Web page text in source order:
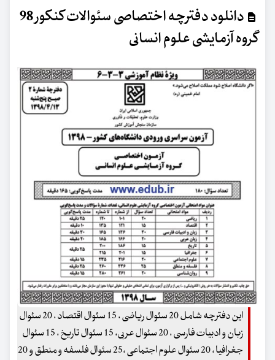
دانلود دفترچه اختصاصی سئوالات کنکور 98
گروه آزمایشی علوم انسانی
این دفترچه شامل 20 سئوال ریاضی ، 15 سئوال اقتصاد ، 20 سئوال
زبان و ادبیات فارسی ، 20 سئوال عربی، 15 سئوال تاریخ ، 15 سئوال
جغرافیا ، 20 سئوال علوم اجتماعی ،25 سئوال فلسفه و منطق و 20